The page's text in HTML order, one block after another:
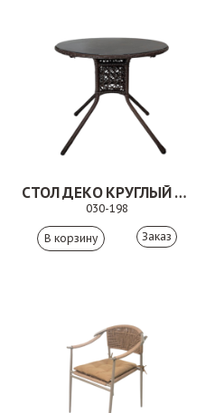
СТОЛ ДЕКО КРУГЛЫЙ КОРИЧНЕВЫЙ
030-198
Заказ